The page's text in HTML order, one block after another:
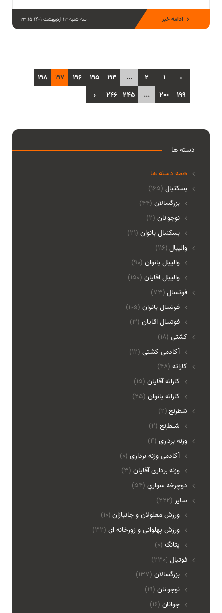
سه شنبه 13 اردیبهشت 1401 23:15 ادامه خبر
‹
1
2
...
194
195
196
197
198
199
200
...
245
246
›
دسته ها
همه دسته ها
(165) بسکتبال
بزرگسالان (44)
نوجوانان (2)
بسکتبال بانوان (21)
(116) والیبال
واليبال بانوان (90)
واليبال اقايان (150)
(73) فوتسال
فوتسال بانوان (105)
فوتسال اقايان (3)
(18) کشتی
آکادمی کشتی (12)
(48) کاراته
کاراته آقایان (15)
کاراته بانوان (25)
(2) شطرنج
شـطرنج (2)
(4) وزنه برداری
آکادمی وزنه برداری (0)
وزنه برداری آقایان (3)
(54) دوچرخه سواري
(222) ساير
ورزش معلولان و جانبازان (10)
ورزش پهلوانی و زورخانه ای (32)
پتانگ (0)
(230) فوتبال
بزرگسالان (137)
نوجوانان (19)
جوانان (16)